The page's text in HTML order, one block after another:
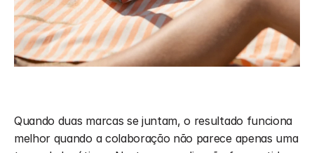
Quando duas marcas se juntam, o resultado funciona
melhor quando a colaboração não parece apenas uma